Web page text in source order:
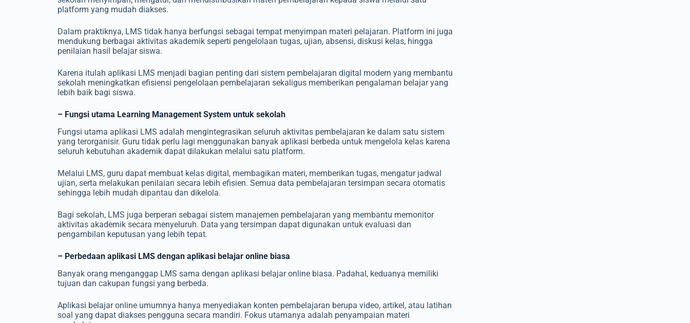
platform yang mudah diakses.
Dalam praktiknya, LMS tidak hanya berfungsi sebagai tempat menyimpan materi pelajaran. Platform ini juga
mendukung berbagai aktivitas akademik seperti pengelolaan tugas, ujian, absensi, diskusi kelas, hingga
penilaian hasil belajar siswa.
Karena itulah aplikasi LMS menjadi bagian penting dari sistem pembelajaran digital modern yang membantu
sekolah meningkatkan efisiensi pengelolaan pembelajaran sekaligus memberikan pengalaman belajar yang
lebih baik bagi siswa.
– Fungsi utama Learning Management System untuk sekolah
Fungsi utama aplikasi LMS adalah mengintegrasikan seluruh aktivitas pembelajaran ke dalam satu sistem
yang terorganisir. Guru tidak perlu lagi menggunakan banyak aplikasi berbeda untuk mengelola kelas karena
seluruh kebutuhan akademik dapat dilakukan melalui satu platform.
Melalui LMS, guru dapat membuat kelas digital, membagikan materi, memberikan tugas, mengatur jadwal
ujian, serta melakukan penilaian secara lebih efisien. Semua data pembelajaran tersimpan secara otomatis
sehingga lebih mudah dipantau dan dikelola.
Bagi sekolah, LMS juga berperan sebagai sistem manajemen pembelajaran yang membantu memonitor
aktivitas akademik secara menyeluruh. Data yang tersimpan dapat digunakan untuk evaluasi dan
pengambilan keputusan yang lebih tepat.
– Perbedaan aplikasi LMS dengan aplikasi belajar online biasa
Banyak orang menganggap LMS sama dengan aplikasi belajar online biasa. Padahal, keduanya memiliki
tujuan dan cakupan fungsi yang berbeda.
Aplikasi belajar online umumnya hanya menyediakan konten pembelajaran berupa video, artikel, atau latihan
soal yang dapat diakses pengguna secara mandiri. Fokus utamanya adalah penyampaian materi